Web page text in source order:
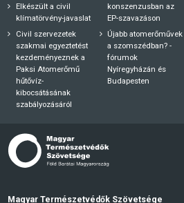
Elkészült a civil
klímatörvény-javaslat
Civil szervezetek
szakmai egyeztetést
kezdeményeznek a
Paksi Atomerőmű
hűtővíz-
kibocsátásának
szabályozásáról
konszenzusban az
EP-szavazáson
Újabb atomerőművek
a szomszédban? -
fórumok
Nyíregyházán és
Budapesten
Magyar Természetvédők Szövetsége